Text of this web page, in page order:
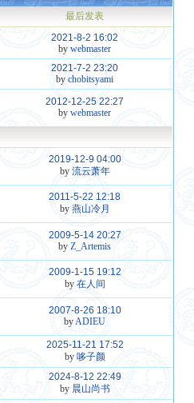
最后发表
2021-8-2 16:02
bywebmaster
2021-7-2 23:20
bychobitsyami
2012-12-25 22:27
bywebmaster
2019-12-9 04:00
by 流云萧年
2011-5-22 12:18
by 燕山冷月
2009-5-14 20:27
byZ_Artemis
2009-1-15 19:12
by 在人间
2007-8-26 18:10
byADIEU
2025-11-21 17:52
by 哆子颜
2024-8-12 22:49
by 晨山尚书